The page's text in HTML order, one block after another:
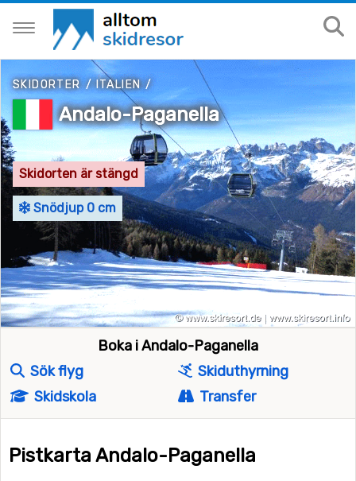
SKIDORTER/ITALIEN/
Andalo-Paganella
Skidorten är stängd
Snödjup 0 cm
Boka i Andalo-Paganella
Sök flyg
Skiduthyrning
Skidskola
Transfer
Pistkarta Andalo-Paganella